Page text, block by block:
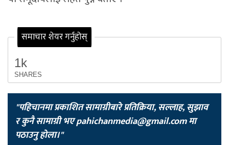
समाचार शेयर गर्नुहोस्
1k
SHARES
"पहिचानमा प्रकाशित सामाग्रीबारे प्रतिक्रिया, सल्लाह, सुझाव
र कुनै सामाग्री भएpahichanmedia@gmail.comमा
पठाउनु होला।"